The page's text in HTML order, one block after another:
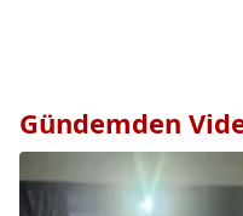
Gündemden